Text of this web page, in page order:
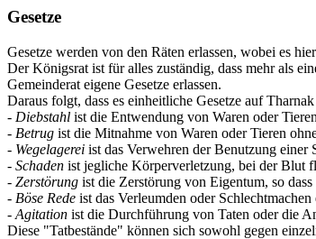
Gesetze
Gesetze werden von den Räten erlassen, wobei es
Der Königsrat ist für alles zuständig, dass mehr als
Gemeinderat eigene Gesetze erlassen.
Daraus folgt, dass es einheitliche Gesetze auf
- Diebstahl ist die Entwendung von Waren oder
- Betrug ist die Mitnahme von Waren oder Tieren
- Wegelagerei ist das Verwehren der Benutzung einer
- Schaden ist jegliche Körperverletzung, bei der Blut
- Zerstörung ist die Zerstörung von Eigentum, so
- Böse Rede ist das Verleumden oder
- Agitation ist die Durchführung von Taten oder die
Diese "Tatbestände" können sich sowohl gegen